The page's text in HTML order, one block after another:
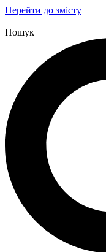
Перейти до змісту
Пошук